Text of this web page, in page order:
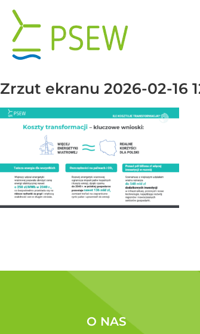
Przejdź
zawartości
Zrzut ekranu 2026-02-16
O NAS